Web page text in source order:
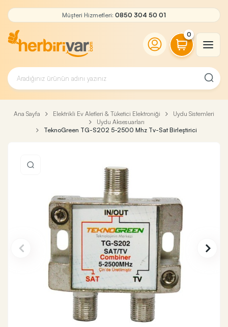
Müşteri Hizmetleri: 0850 304 50 01
0
Ana Sayfa Elektrikli Ev Aletleri & Tüketici Elektroniği
Uydu Sistemleri
Uydu Aksesuarları
TeknoGreen TG-S202 5-2500 Mhz Tv-Sat Birleştirici